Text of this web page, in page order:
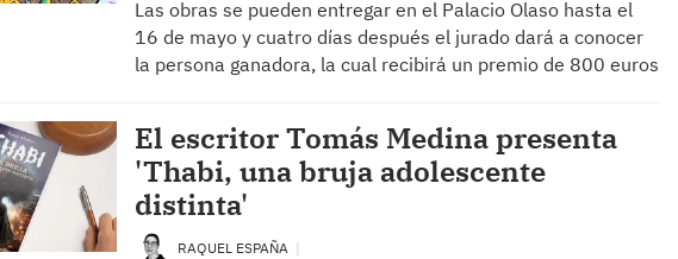
Las obras se pueden entregar en el Palacio Olaso hasta el
16 de mayo y cuatro días después el jurado dará a conocer
la persona ganadora, la cual recibirá un premio de 800 euros
El escritor Tomás Medina presenta
'Thabi, una bruja adolescente
distinta'
RAQUEL ESPAÑA